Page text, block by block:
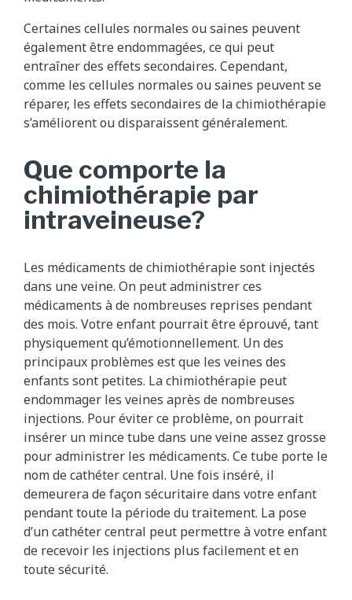
Certaines cellules normales ou saines peuvent
également être endommagées, ce qui peut
entraîner des effets secondaires. Cependant,
comme les cellules normales ou saines peuvent se
réparer, les effets secondaires de la chimiothérapie
s’améliorent ou disparaissent généralement.
Que comporte la
chimiothérapie par
intraveineuse?
Les médicaments de chimiothérapie sont injectés
dans une veine. On peut administrer ces
médicaments à de nombreuses reprises pendant
des mois. Votre enfant pourrait être éprouvé, tant
physiquement qu’émotionnellement. Un des
principaux problèmes est que les veines des
enfants sont petites. La chimiothérapie peut
endommager les veines après de nombreuses
injections. Pour éviter ce problème, on pourrait
insérer un mince tube dans une veine assez grosse
pour administrer les médicaments. Ce tube porte le
nom de cathéter central. Une fois inséré, il
demeurera de façon sécuritaire dans votre enfant
pendant toute la période du traitement. La pose
d’un cathéter central peut permettre à votre enfant
de recevoir les injections plus facilement et en
toute sécurité.